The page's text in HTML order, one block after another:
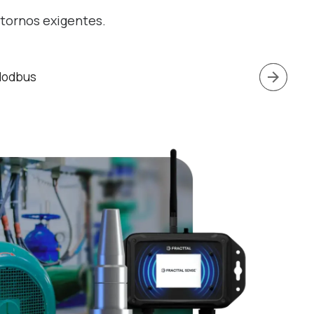
exigentes.
arrow_forward